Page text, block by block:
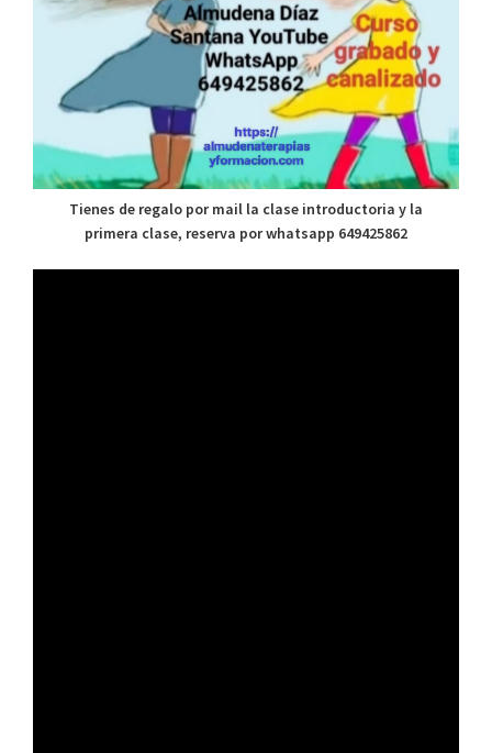
Tienes de regalo por mail la clase introductoria y la
primera clase, reserva por whatsapp 649425862